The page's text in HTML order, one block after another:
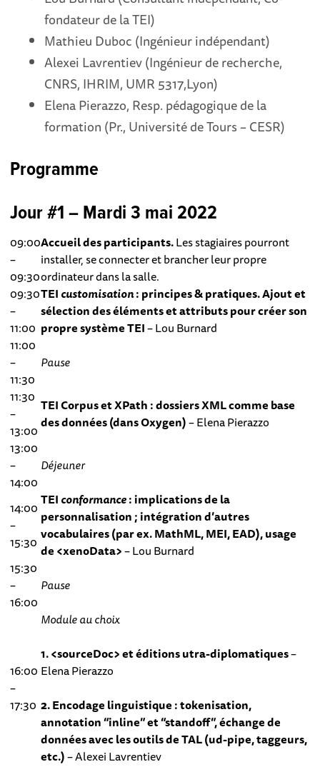
fondateur de la TEI)
Mathieu Duboc (Ingénieur indépendant)
Alexei Lavrentiev (Ingénieur de recherche,
CNRS, IHRIM, UMR 5317,Lyon)
Elena Pierazzo, Resp. pédagogique de la
formation (Pr., Université de Tours – CESR)
Programme
Jour #1 – Mardi 3 mai 2022
09:00
–
09:30
Accueil des participants.Les stagiaires pourront
installer, se connecter et brancher leur propre
ordinateur dans la salle.
09:30
–
11:00
TEIcustomisation: principes & pratiques. Ajout et
sélection des éléments et attributs pour créer son
propre système TEI– Lou Burnard
11:00
–
11:30
Pause
11:30
–
13:00
TEI Corpus et XPath : dossiers XML comme base
des données (dans Oxygen)–Elena Pierazzo
13:00
–
14:00
Déjeuner
14:00
–
15:30
TEIconformance: implications de la
personnalisation ; intégration d’autres
vocabulaires (par ex. MathML, MEI, EAD), usage
de <xenoData>–Lou Burnard
15:30
–
16:00
Pause
16:00
–
17:30
Module au choix
1. <sourceDoc> et éditions utra-diplomatiques–
Elena Pierazzo
2. Encodage linguistique : tokenisation,
annotation “inline” et “standoff”, échange de
données avec les outils de TAL (ud-pipe, taggeurs,
etc.)– Alexei Lavrentiev